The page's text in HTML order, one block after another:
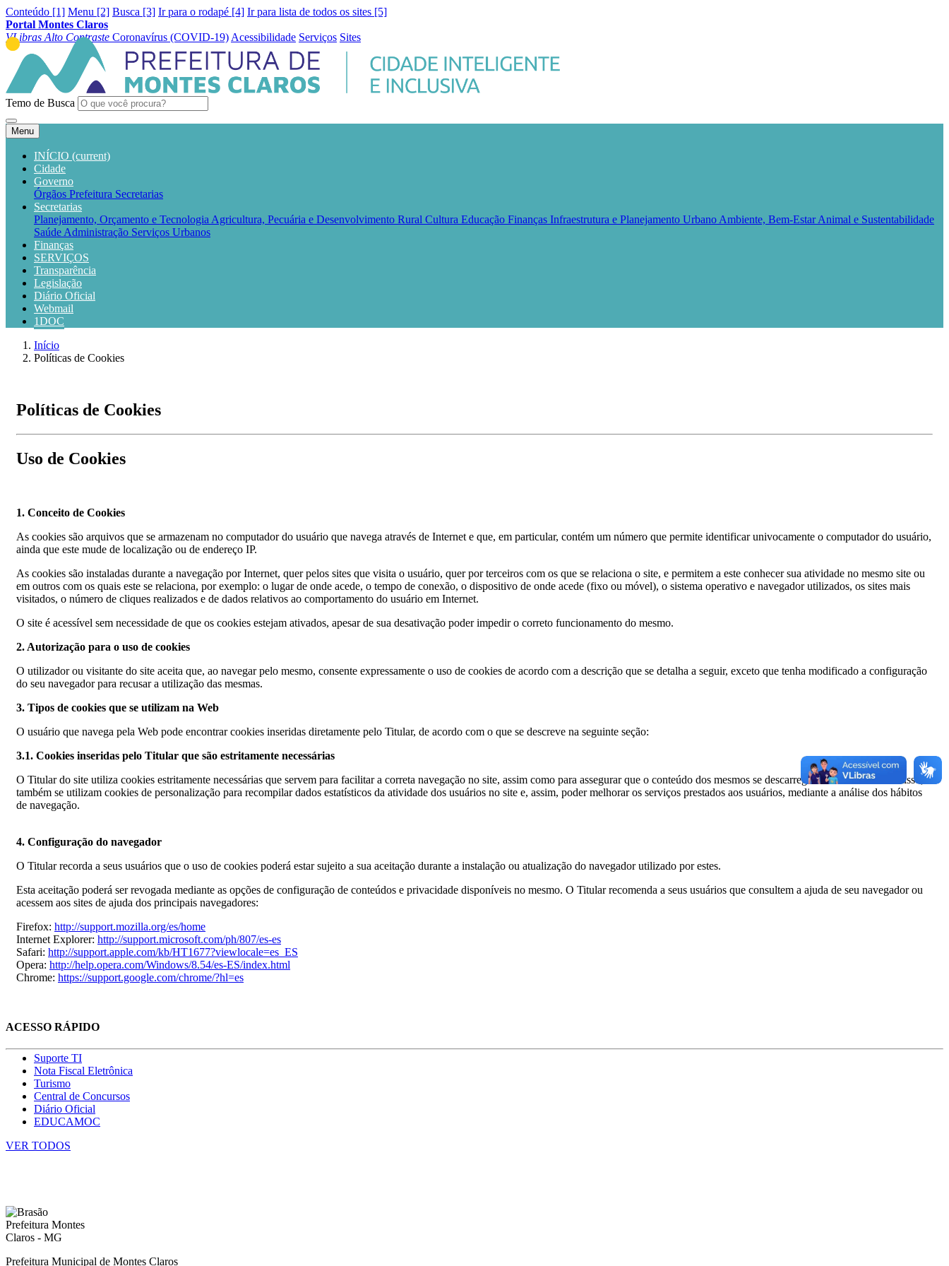
Conteúdo [1] Menu [2] Busca [3] Ir para o rodapé [4] Ir para lista de todos os sites [5]
Portal Montes Claros
VLibras Alto Contraste Coronavírus (COVID-19) Acessibilidade Serviços Sites
Temo de Busca
Menu
INÍCIO (current)
Cidade
Governo
Órgãos Prefeitura Secretarias
Secretarias
Planejamento, Orçamento e Tecnologia Agricultura, Pecuária e Desenvolvimento Rural Cultura Educação Finanças Infraestrutura e Planejamento Urbano Ambiente, Bem-Estar Animal e Sustentabilidade
Saúde Administração Serviços Urbanos
Finanças
SERVIÇOS
Transparência
Legislação
Diário Oficial
Webmail
1DOC
Início
Políticas de Cookies
Políticas de Cookies
Uso de Cookies
1. Conceito de Cookies
As cookies são arquivos que se armazenam no computador do usuário que navega através de Internet e que, em particular, contém um número que permite identificar univocamente o computador do usuário,
ainda que este mude de localização ou de endereço IP.
As cookies são instaladas durante a navegação por Internet, quer pelos sites que visita o usuário, quer por terceiros com os que se relaciona o site, e permitem a este conhecer sua atividade no mesmo site ou
em outros com os quais este se relaciona, por exemplo: o lugar de onde acede, o tempo de conexão, o dispositivo de onde acede (fixo ou móvel), o sistema operativo e navegador utilizados, os sites mais
visitados, o número de cliques realizados e de dados relativos ao comportamento do usuário em Internet.
O site é acessível sem necessidade de que os cookies estejam ativados, apesar de sua desativação poder impedir o correto funcionamento do mesmo.
2. Autorização para o uso de cookies
O utilizador ou visitante do site aceita que, ao navegar pelo mesmo, consente expressamente o uso de cookies de acordo com a descrição que se detalha a seguir, exceto que tenha modificado a configuração
do seu navegador para recusar a utilização das mesmas.
3. Tipos de cookies que se utilizam na Web
O usuário que navega pela Web pode encontrar cookies inseridas diretamente pelo Titular, de acordo com o que se descreve na seguinte seção:
3.1. Cookies inseridas pelo Titular que são estritamente necessárias
O Titular do site utiliza cookies estritamente necessárias que servem para facilitar a correta navegação no site, assim como para assegurar que o conteúdo dos mesmos se descarrega eficazmente.Além disso,
também se utilizam cookies de personalização para recompilar dados estatísticos da atividade dos usuários no site e, assim, poder melhorar os serviços prestados aos usuários, mediante a análise dos hábitos
de navegação.
4. Configuração do navegador
O Titular recorda a seus usuários que o uso de cookies poderá estar sujeito a sua aceitação durante a instalação ou atualização do navegador utilizado por estes.
Esta aceitação poderá ser revogada mediante as opções de configuração de conteúdos e privacidade disponíveis no mesmo. O Titular recomenda a seus usuários que consultem a ajuda de seu navegador ou
acessem aos sites de ajuda dos principais navegadores:
Firefox: http://support.mozilla.org/es/home
Internet Explorer: http://support.microsoft.com/ph/807/es-es
Safari: http://support.apple.com/kb/HT1677?viewlocale=es_ES
Opera: http://help.opera.com/Windows/8.54/es-ES/index.html
Chrome: https://support.google.com/chrome/?hl=es
ACESSO RÁPIDO
Suporte TI
Nota Fiscal Eletrônica
Turismo
Central de Concursos
Diário Oficial
EDUCAMOC
VER TODOS
Prefeitura Municipal de Montes Claros